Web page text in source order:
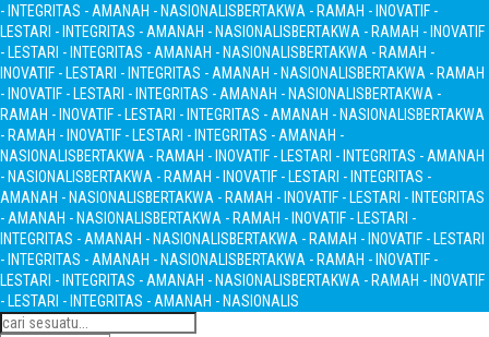
- INTEGRITAS - AMANAH - NASIONALISBERTAKWA - RAMAH - INOVATIF -
LESTARI - INTEGRITAS - AMANAH - NASIONALISBERTAKWA - RAMAH - INOVATIF
- LESTARI - INTEGRITAS - AMANAH - NASIONALISBERTAKWA - RAMAH -
INOVATIF - LESTARI - INTEGRITAS - AMANAH - NASIONALISBERTAKWA - RAMAH
- INOVATIF - LESTARI - INTEGRITAS - AMANAH - NASIONALISBERTAKWA -
RAMAH - INOVATIF - LESTARI - INTEGRITAS - AMANAH - NASIONALISBERTAKWA
- RAMAH - INOVATIF - LESTARI - INTEGRITAS - AMANAH -
NASIONALISBERTAKWA - RAMAH - INOVATIF - LESTARI - INTEGRITAS - AMANAH
- NASIONALISBERTAKWA - RAMAH - INOVATIF - LESTARI - INTEGRITAS -
AMANAH - NASIONALISBERTAKWA - RAMAH - INOVATIF - LESTARI - INTEGRITAS
- AMANAH - NASIONALISBERTAKWA - RAMAH - INOVATIF - LESTARI -
INTEGRITAS - AMANAH - NASIONALISBERTAKWA - RAMAH - INOVATIF - LESTARI
- INTEGRITAS - AMANAH - NASIONALISBERTAKWA - RAMAH - INOVATIF -
LESTARI - INTEGRITAS - AMANAH - NASIONALISBERTAKWA - RAMAH - INOVATIF
- LESTARI - INTEGRITAS - AMANAH - NASIONALIS